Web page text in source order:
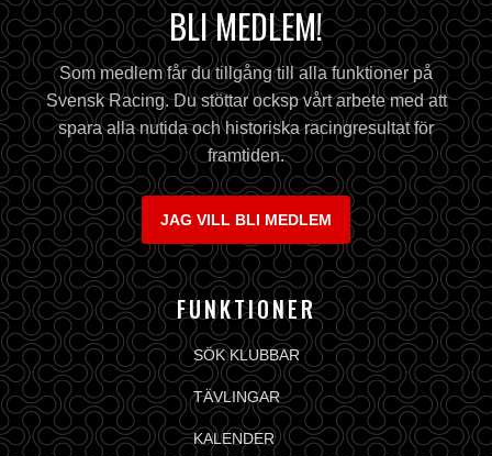
BLI MEDLEM!
Som medlem får du tillgång till alla funktioner på
Svensk Racing. Du stöttar ocksp vårt arbete med att
spara alla nutida och historiska racingresultat för
framtiden.
JAG VILL BLI MEDLEM
FUNKTIONER
SÖK KLUBBAR
TÄVLINGAR
KALENDER